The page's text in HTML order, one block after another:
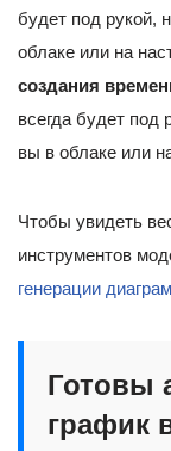
будет под рукой,
облаке или на
создания
всегда будет под
вы в облаке или
Чтобы увидеть
инструментов
генерации
Готовы
график